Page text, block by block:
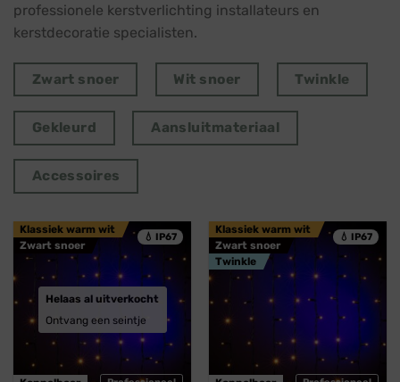
professionele kerstverlichting installateurs en
kerstdecoratie specialisten.
Zwart snoer Wit snoer Twinkle
Gekleurd Aansluitmateriaal
Accessoires
💧 IP67
Klassiek warm wit
Zwart snoer
Helaas al uitverkocht
Ontvang een seintje
💧 IP67
Klassiek warm wit
Zwart snoer
Twinkle